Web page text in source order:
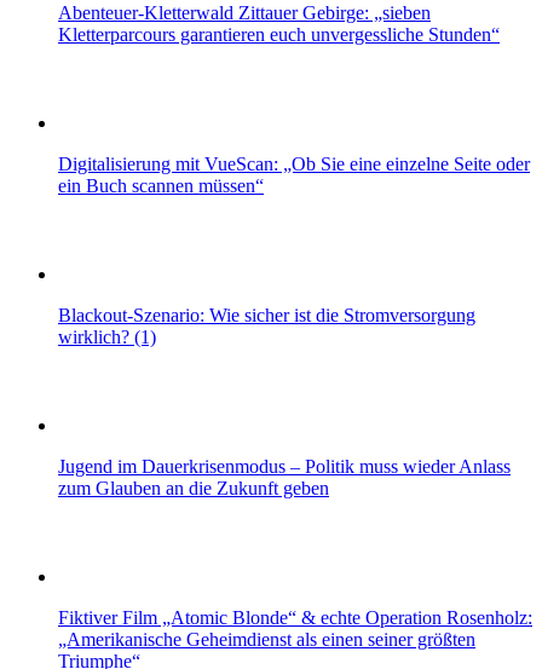
Abenteuer-Kletterwald Zittauer Gebirge: „sieben
Kletterparcours garantieren euch unvergessliche Stunden“
Digitalisierung mit VueScan: „Ob Sie eine einzelne Seite oder
ein Buch scannen müssen“
Blackout-Szenario: Wie sicher ist die Stromversorgung
wirklich? (1)
Jugend im Dauerkrisenmodus – Politik muss wieder Anlass
zum Glauben an die Zukunft geben
Fiktiver Film „Atomic Blonde“ & echte Operation Rosenholz:
„Amerikanische Geheimdienst als einen seiner größten
Triumphe“